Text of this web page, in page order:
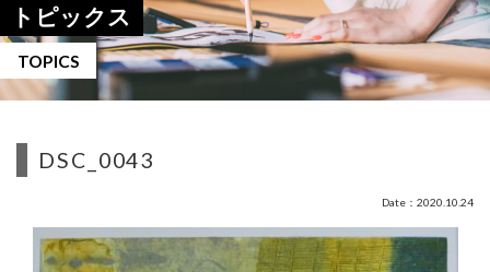
トピックス
TOPICS
DSC_0043
Date：2020.10.24